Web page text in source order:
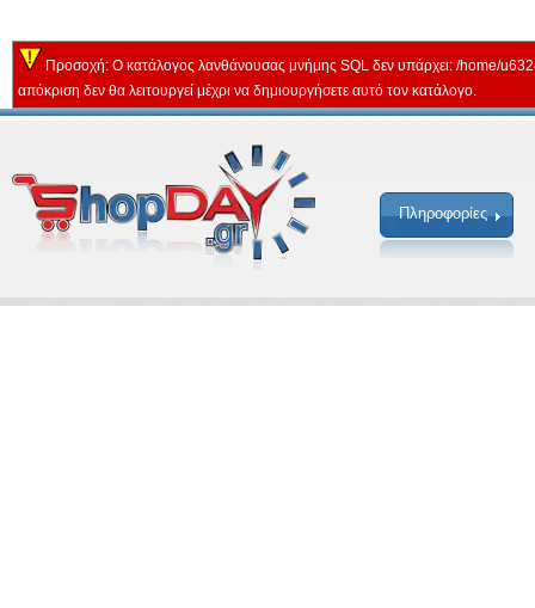
Προσοχή: Ο κατάλογος λανθάνουσας μνήμης SQL δεν υπάρχει: /home/
απόκριση δεν θα λειτουργεί μέχρι να δημιουργήσετε αυτό τον κατάλογο.
Πληροφορίες